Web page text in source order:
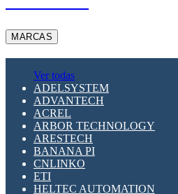
MARCAS
Ver todas
ADELSYSTEM
ADVANTECH
ACREL
ARBOR TECHNOLOGY
ARESTECH
BANANA PI
CNLINKO
ETI
HELTEC AUTOMATION